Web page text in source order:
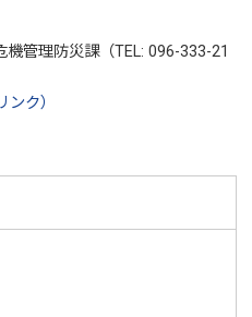
機管理防災課（TEL: 096-333-21
ンク）